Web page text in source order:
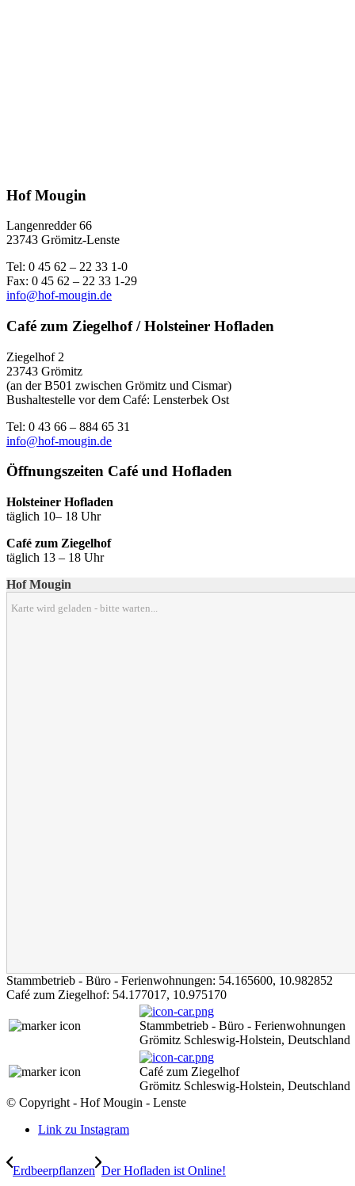
Hof Mougin
Langenredder 66
23743 Grömitz-Lenste
Tel: 0 45 62 – 22 33 1-0
Fax: 0 45 62 – 22 33 1-29
info@hof-mougin.de
Café zum Ziegelhof / Holsteiner Hofladen
Ziegelhof 2
23743 Grömitz
(an der B501 zwischen Grömitz und Cismar)
Bushaltestelle vor dem Café: Lensterbek Ost
Tel: 0 43 66 – 884 65 31
info@hof-mougin.de
Öffnungszeiten Café und Hofladen
Holsteiner Hofladen
täglich 10– 18 Uhr
Café zum Ziegelhof
täglich 13 – 18 Uhr
Hof Mougin
Karte wird geladen - bitte warten...
Stammbetrieb - Büro - Ferienwohnungen: 54.165600, 10.982852
Café zum Ziegelhof: 54.177017, 10.975170
Stammbetrieb - Büro - Ferienwohnungen
Grömitz Schleswig-Holstein, Deutschland
Café zum Ziegelhof
Grömitz Schleswig-Holstein, Deutschland
© Copyright - Hof Mougin - Lenste
Link zu Instagram
Erdbeerpflanzen Der Hofladen ist Online!